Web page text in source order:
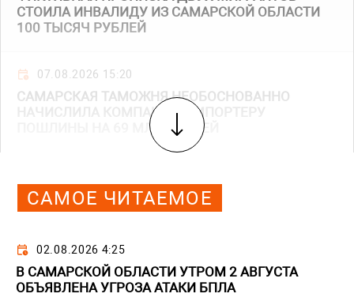
СТОИЛА ИНВАЛИДУ ИЗ САМАРСКОЙ ОБЛАСТИ
100 ТЫСЯЧ РУБЛЕЙ
07.08.2026 15:20
САМАРСКАЯ ТАМОЖНЯ НЕОБОСНОВАННО
НАЧИСЛИЛА КОМПАНИИ-ИМПОРТЕРУ
ПОШЛИНЫ НА 69 МЛН РУБЛЕЙ
САМОЕ ЧИТАЕМОЕ
02.08.2026 4:25
В САМАРСКОЙ ОБЛАСТИ УТРОМ 2 АВГУСТА
ОБЪЯВЛЕНА УГРОЗА АТАКИ БПЛА